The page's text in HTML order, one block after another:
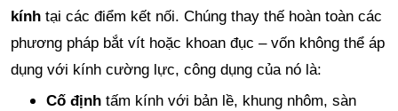
kính tại các điểm kết nối. Chúng thay thế hoàn toàn các
phương pháp bắt vít hoặc khoan đục – vốn không thể áp
dụng với kính cường lực, công dụng của nó là:
Cố định tấm kính với bản lề, khung nhôm, sàn